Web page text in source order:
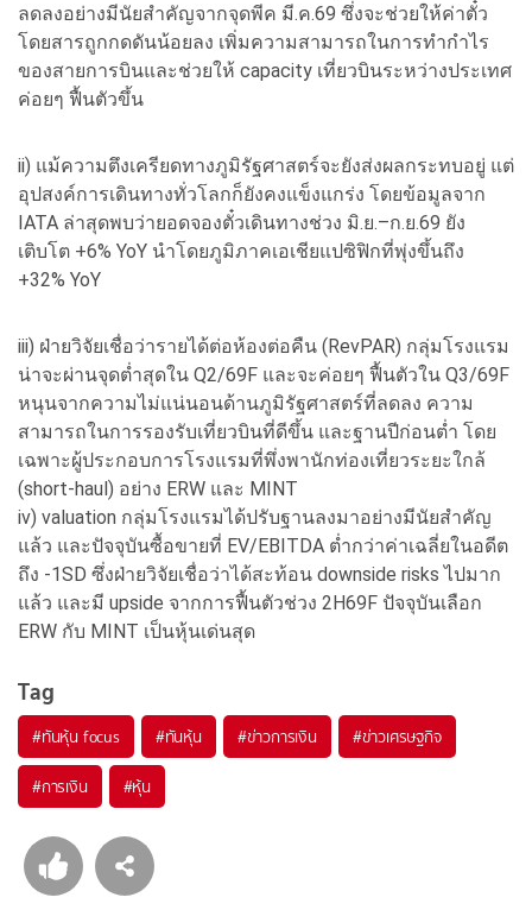
ลดลงอย่างมีนัยสำคัญจากจุดพีค มี.ค.69 ซึ่งจะช่วยให้ค่าตั๋ว
โดยสารถูกกดดันน้อยลง เพิ่มความสามารถในการทำกำไร
ของสายการบินและช่วยให้ capacity เที่ยวบินระหว่างประเทศ
ค่อยๆ ฟื้นตัวขึ้น
ii) แม้ความตึงเครียดทางภูมิรัฐศาสตร์จะยังส่งผลกระทบอยู่ แต่
อุปสงค์การเดินทางทั่วโลกก็ยังคงแข็งแกร่ง โดยข้อมูลจาก
IATA ล่าสุดพบว่ายอดจองตั๋วเดินทางช่วง มิ.ย.–ก.ย.69 ยัง
เติบโต +6% YoY นำโดยภูมิภาคเอเชียแปซิฟิกที่พุ่งขึ้นถึง
+32% YoY
iii) ฝ่ายวิจัยเชื่อว่ารายได้ต่อห้องต่อคืน (RevPAR) กลุ่มโรงแรม
น่าจะผ่านจุดต่ำสุดใน Q2/69F และจะค่อยๆ ฟื้นตัวใน Q3/69F
หนุนจากความไม่แน่นอนด้านภูมิรัฐศาสตร์ที่ลดลง ความ
สามารถในการรองรับเที่ยวบินที่ดีขึ้น และฐานปีก่อนต่ำ โดย
เฉพาะผู้ประกอบการโรงแรมที่พึ่งพานักท่องเที่ยวระยะใกล้
(short-haul) อย่าง ERW และ MINT
iv) valuation กลุ่มโรงแรมได้ปรับฐานลงมาอย่างมีนัยสำคัญ
แล้ว และปัจจุบันซื้อขายที่ EV/EBITDA ต่ำกว่าค่าเฉลี่ยในอดีต
ถึง -1SD ซึ่งฝ่ายวิจัยเชื่อว่าได้สะท้อน downside risks ไปมาก
แล้ว และมี upside จากการฟื้นตัวช่วง 2H69F ปัจจุบันเลือก
ERW กับ MINT เป็นหุ้นเด่นสุด
Tag
#ทันหุ้น focus #ทันหุ้น #ข่าวการเงิน #ข่าวเศรษฐกิจ
#การเงิน #หุ้น